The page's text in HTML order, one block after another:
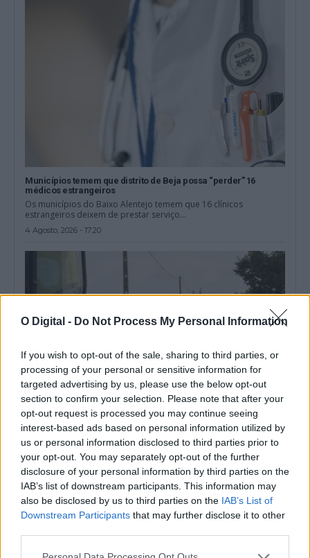
O Digital - Do Not Process My Personal Information
If you wish to opt-out of the sale, sharing to third parties, or
processing of your personal or sensitive information for
targeted advertising by us, please use the below opt-out
section to confirm your selection. Please note that after your
opt-out request is processed you may continue seeing
interest-based ads based on personal information utilized by
us or personal information disclosed to third parties prior to
your opt-out. You may separately opt-out of the further
disclosure of your personal information by third parties on the
IAB’s list of downstream participants. This information may
also be disclosed by us to third parties on the IAB’s List of
Downstream Participants that may further disclose it to other
Municípios temem que distrito de Beja possa “perder” 16
médicos estrangeiros
Os municípios do Baixo Alentejo temem que 16 clínicos
estrangeiros deixem de prestar serviço...
4 Agosto, 2026 - 17:20
EMAS assegura 1,68 milhões de euros para renovar 16,7
quilómetros da rede de água de Beja
A Empresa Municipal de Água e Saneamento de Beja (EMAS)
assegurou um financiamento comunitário...
3 Agosto, 2026 - 20:00